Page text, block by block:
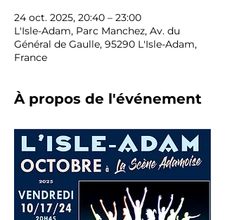
24 oct. 2025, 20:40 – 23:00
L'Isle-Adam, Parc Manchez, Av. du
Général de Gaulle, 95290 L'Isle-Adam,
France
À propos de l'événement